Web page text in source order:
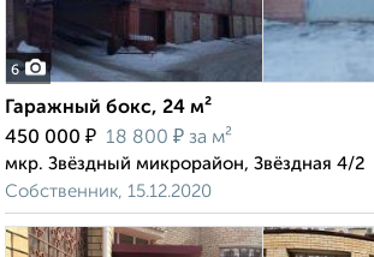
6
Гаражный бокс, 24 м²
450 000 ₽ 18 800 ₽ за м²
мкр. Звёздный микрорайон, Звёздная 4/2
Собственник, 15.12.2020